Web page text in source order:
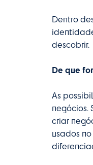
Dentro
descobrir.
De que
As
negócios.
criar
usados